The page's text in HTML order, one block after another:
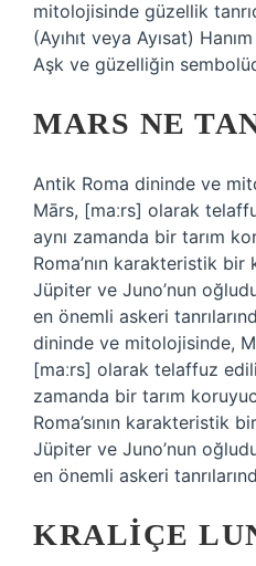
mitolojisinde güzellik
(Ayıhıt veya Ayısat)
Aşk ve güzelliğin
MARS NE
Antik Roma dininde ve
Mārs, [maːrs] olarak
aynı zamanda bir tarım
Roma’nın karakteristik
Jüpiter ve Juno’nun
en önemli askeri
dininde ve mitolojisinde,
[maːrs] olarak telaffuz
zamanda bir tarım
Roma’sının karakteristik
Jüpiter ve Juno’nun
en önemli askeri
KRALIÇE